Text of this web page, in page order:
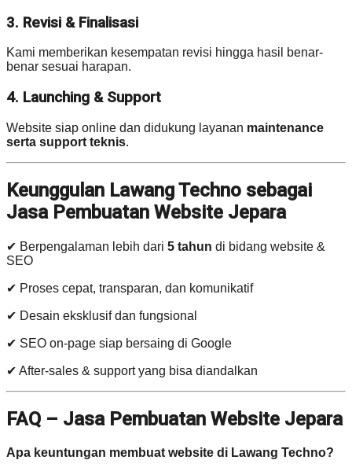
3. Revisi & Finalisasi
Kami memberikan kesempatan revisi hingga hasil benar-
benar sesuai harapan.
4. Launching & Support
Website siap online dan didukung layanan maintenance
serta support teknis.
Keunggulan Lawang Techno sebagai
Jasa Pembuatan Website Jepara
✔ Berpengalaman lebih dari 5 tahun di bidang website &
SEO
✔ Proses cepat, transparan, dan komunikatif
✔ Desain eksklusif dan fungsional
✔ SEO on-page siap bersaing di Google
✔ After-sales & support yang bisa diandalkan
FAQ – Jasa Pembuatan Website Jepara
Apa keuntungan membuat website di Lawang Techno?